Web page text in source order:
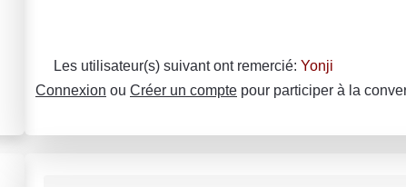
Les utilisateur(s) suivant ont remercié: Yonji
Connexion ou Créer un compte pour participer à la